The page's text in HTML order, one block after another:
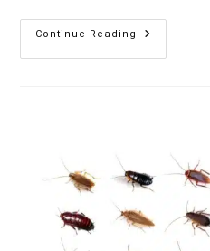
Continue Reading